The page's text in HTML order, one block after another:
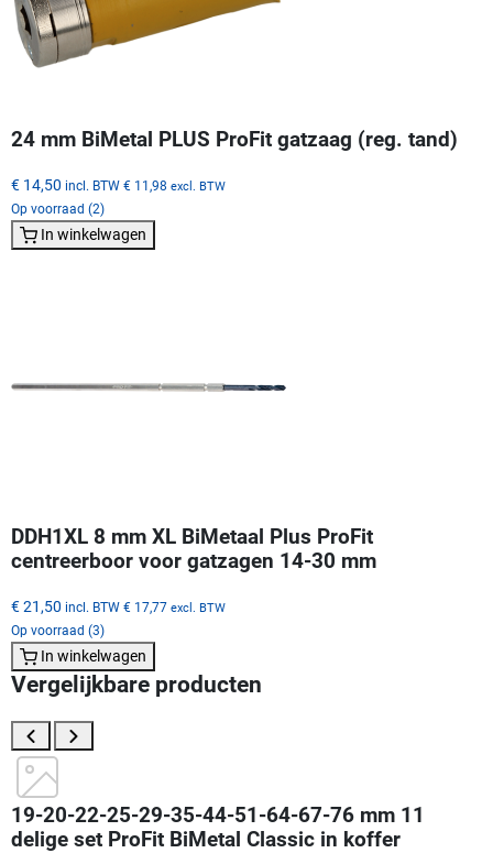
24 mm BiMetal PLUS ProFit gatzaag (reg. tand)
€ 14,50 incl. BTW € 11,98 excl. BTW
Op voorraad (2)
In winkelwagen
DDH1XL 8 mm XL BiMetaal Plus ProFit
centreerboor voor gatzagen 14-30 mm
€ 21,50 incl. BTW € 17,77 excl. BTW
Op voorraad (3)
In winkelwagen
Vergelijkbare producten
19-20-22-25-29-35-44-51-64-67-76 mm 11
delige set ProFit BiMetal Classic in koffer